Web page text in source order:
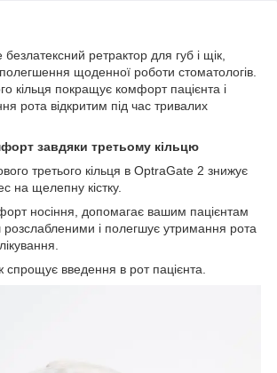
безлатексний ретрактор для губ і щік,
щоденної роботи стоматологів.
кільця покращує комфорт пацієнта і
рота відкритим під час тривалих
завдяки третьому кільцю
третього кільця в OptraGate 2 знижує
на щелепну кістку.
носіння, допомагає вашим пацієнтам
і полегшує утримання рота
спрощує введення в рот пацієнта.